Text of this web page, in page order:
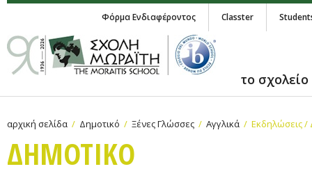
Φόρμα Ενδιαφέροντος Classter
το σχολείο
αρχική σελίδα Δημοτικό Ξένες Γλώσσες Αγγλικά Εκδηλώσεις /
ΔΗΜΟΤΙΚΟ